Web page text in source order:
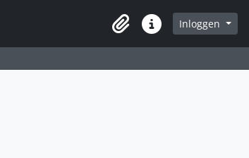
ClipboardQuick linksInloggen